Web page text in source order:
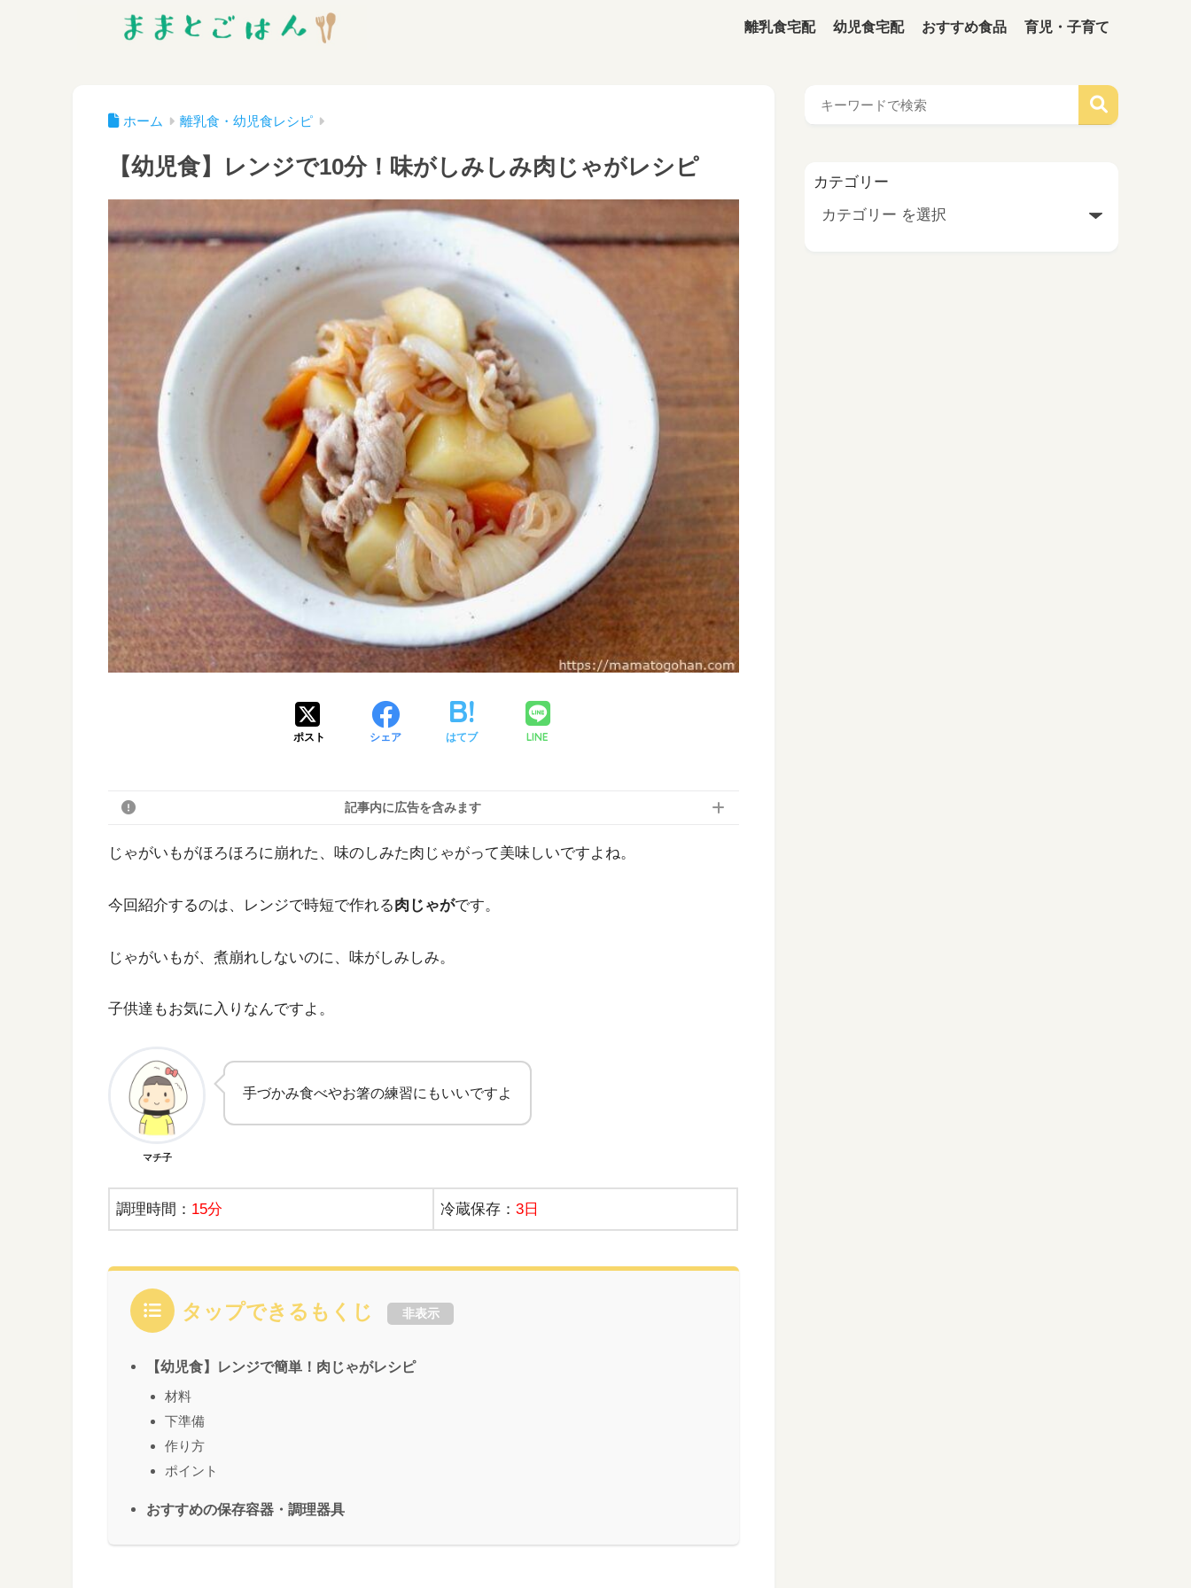
離乳食宅配 幼児食宅配 おすすめ食品 育児・子育て
ホーム 離乳食・幼児食レシピ
【幼児食】レンジで10分！味がしみしみ肉じゃがレシピ
ポスト シェア はてブ LINE
記事内に広告を含みます
じゃがいもがほろほろに崩れた、味のしみた肉じゃがって美味しいですよね。
今回紹介するのは、レンジで時短で作れる肉じゃがです。
じゃがいもが、煮崩れしないのに、味がしみしみ。
子供達もお気に入りなんですよ。
マチ子
手づかみ食べやお箸の練習にもいいですよ
調理時間： 15分 冷蔵保存： 3日
タップできるもくじ 非表示
【幼児食】レンジで簡単！肉じゃがレシピ
材料
下準備
作り方
ポイント
おすすめの保存容器・調理器具
カテゴリー